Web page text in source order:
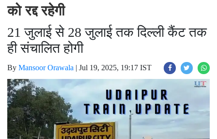
को रद्द रहेगी
21 जुलाई से 28 जुलाई तक दिल्ली कैंट तक
ही संचालित होगी
By Mansoor Orawala | Jul 19, 2025, 19:17 IST